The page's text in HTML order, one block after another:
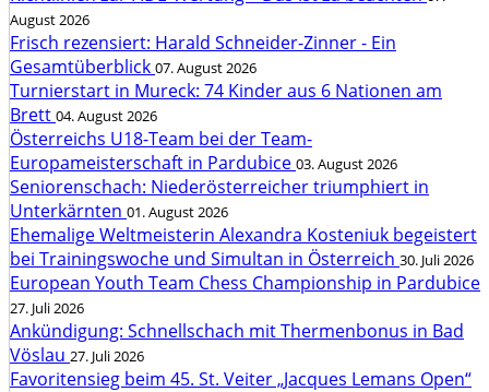
August 2026
Frisch rezensiert: Harald Schneider-Zinner - Ein
Gesamtüberblick 07. August 2026
Turnierstart in Mureck: 74 Kinder aus 6 Nationen am
Brett 04. August 2026
Österreichs U18-Team bei der Team-
Europameisterschaft in Pardubice 03. August 2026
Seniorenschach: Niederösterreicher triumphiert in
Unterkärnten 01. August 2026
Ehemalige Weltmeisterin Alexandra Kosteniuk begeistert
bei Trainingswoche und Simultan in Österreich 30. Juli 2026
European Youth Team Chess Championship in Pardubice
27. Juli 2026
Ankündigung: Schnellschach mit Thermenbonus in Bad
Vöslau 27. Juli 2026
Favoritensieg beim 45. St. Veiter „Jacques Lemans Open“